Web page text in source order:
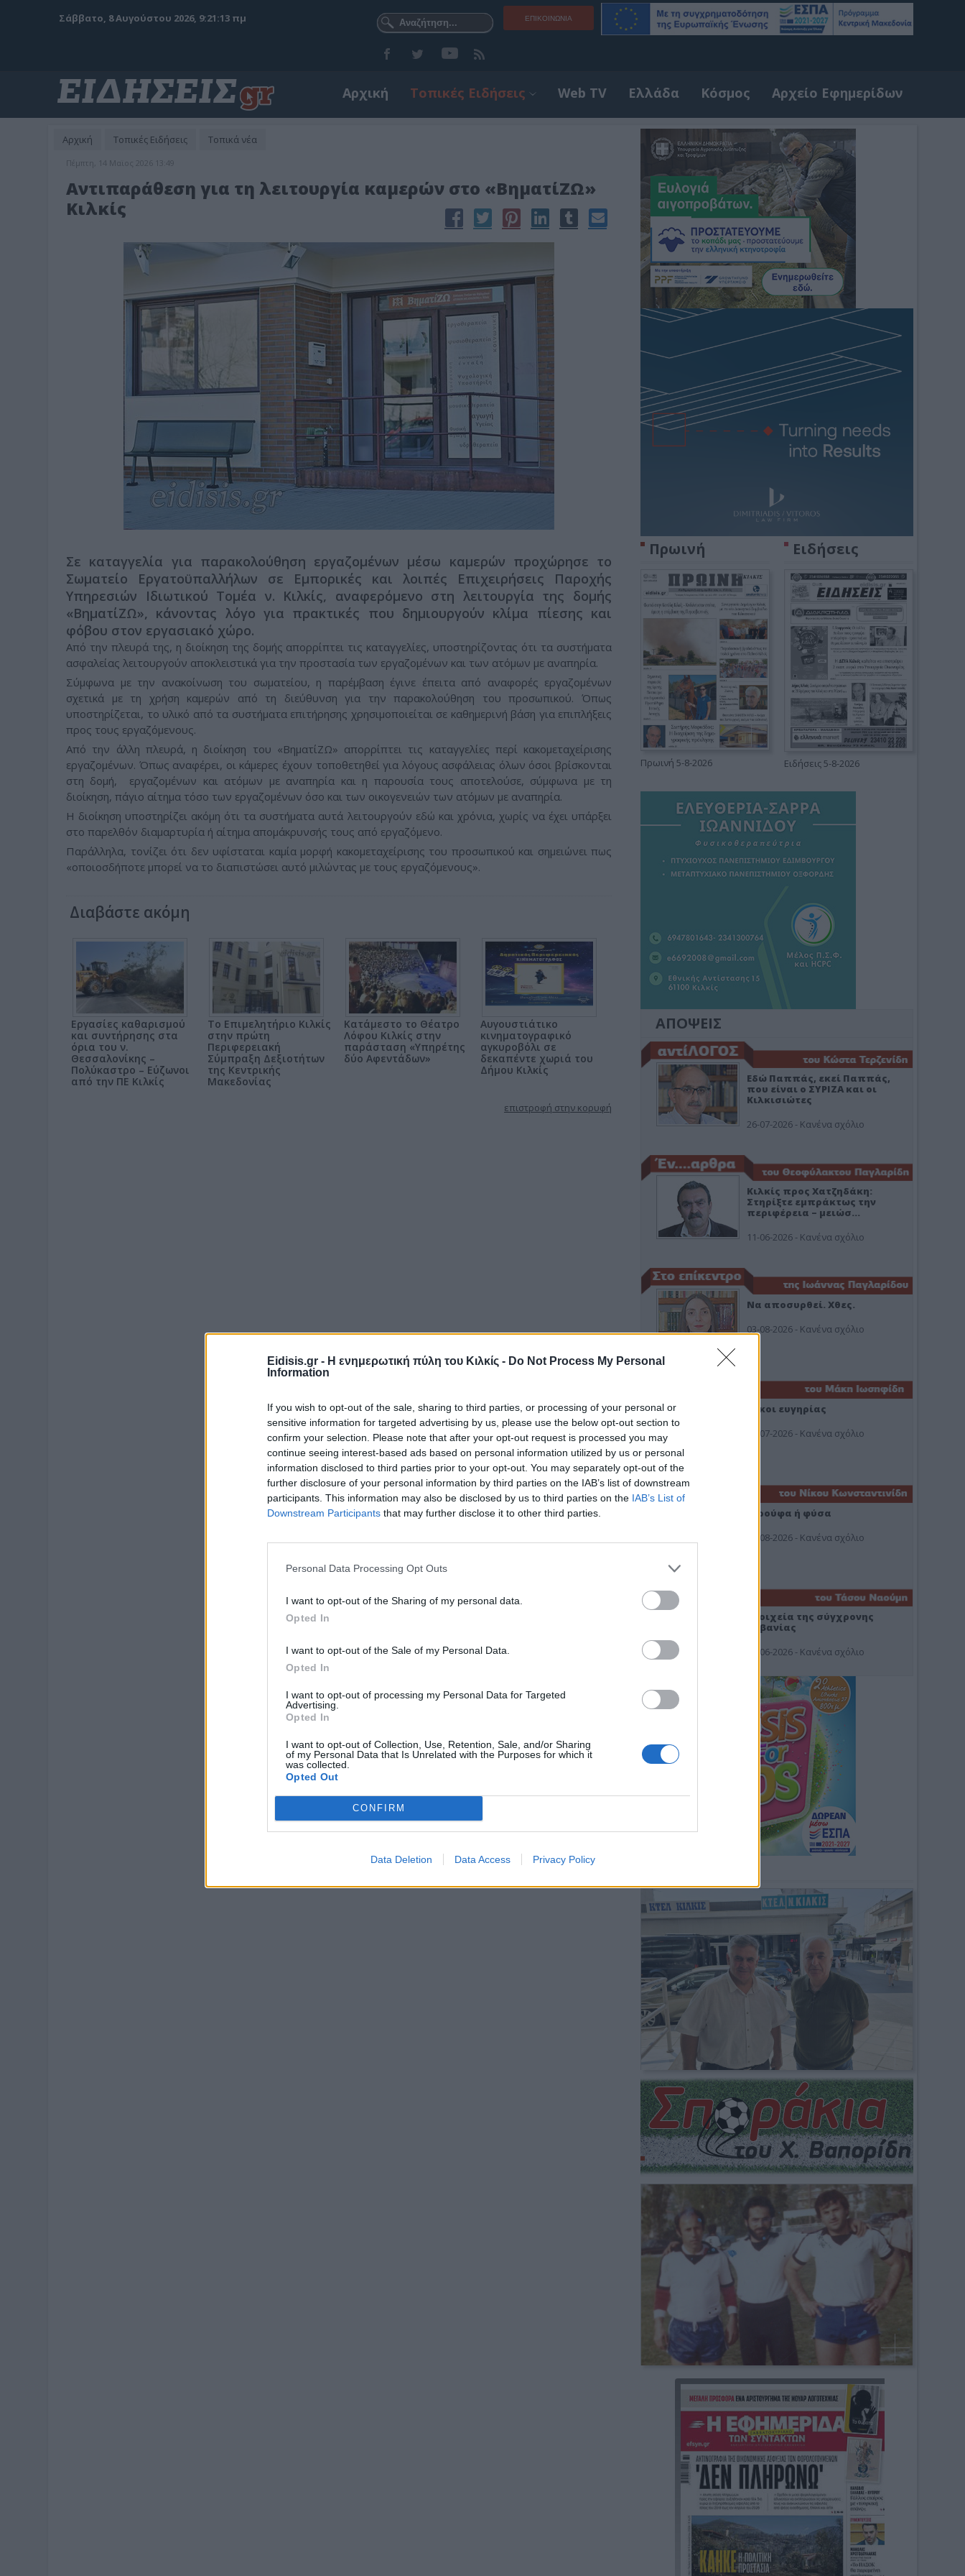
Eidisis.gr - Η ενημερωτική πύλη του Κιλκίς - Do Not Process My Personal
Information
If you wish to opt-out of the sale, sharing to third parties, or processing of your personal or
sensitive information for targeted advertising by us, please use the below opt-out section to
confirm your selection. Please note that after your opt-out request is processed you may
continue seeing interest-based ads based on personal information utilized by us or personal
information disclosed to third parties prior to your opt-out. You may separately opt-out of the
further disclosure of your personal information by third parties on the IAB’s list of downstream
participants. This information may also be disclosed by us to third parties on the IAB’s List of
Downstream Participants that may further disclose it to other third parties.
Personal Data Processing Opt Outs
I want to opt-out of the Sharing of my personal data.
Opted In
I want to opt-out of the Sale of my Personal Data.
Opted In
I want to opt-out of processing my Personal Data for Targeted
Advertising.
Opted In
I want to opt-out of Collection, Use, Retention, Sale, and/or Sharing
of my Personal Data that Is Unrelated with the Purposes for which it
was collected.
Opted Out
CONFIRM
Data Deletion Data Access Privacy Policy
ΕΠΙΚΟΙΝΩΝΊΑ
Σάββατο, 8 Αυγούστου 2026, 9:21:15 πμ
Αρχική Τοπικές Ειδήσεις Web TV Ελλάδα Κόσμος Αρχείο Εφημερίδων
Αρχική Τοπικές Ειδήσεις Τοπικά νέα
Πέμπτη, 14 Μαϊος 2026 13:49
Αντιπαράθεση για τη λειτουργία καμερών στο «ΒηματίΖΩ»
Κιλκίς
Σε καταγγελία για παρακολούθηση εργαζομένων μέσω καμερών προχώρησε το
Σωματείο Εργατοϋπαλλήλων σε Εμπορικές και λοιπές Επιχειρήσεις Παροχής
Υπηρεσιών Ιδιωτικού Τομέα ν. Κιλκίς, αναφερόμενο στη λειτουργία της δομής
«ΒηματίΖΩ», κάνοντας λόγο για πρακτικές που δημιουργούν κλίμα πίεσης και
φόβου στον εργασιακό χώρο.
Από την πλευρά της, η διοίκηση της δομής απορρίπτει τις καταγγελίες, υποστηρίζοντας ότι τα συστήματα
ασφαλείας λειτουργούν αποκλειστικά για την προστασία των εργαζομένων και των ατόμων με αναπηρία.
Σύμφωνα με την ανακοίνωση του σωματείου, η παρέμβαση έγινε έπειτα από αναφορές εργαζομένων
σχετικά με τη χρήση καμερών από τη διεύθυνση για την παρακολούθηση του προσωπικού. Όπως
υποστηρίζεται, το υλικό από τα συστήματα επιτήρησης χρησιμοποιείται σε καθημερινή βάση για επιπλήξεις
προς τους εργαζόμενους.
Από την άλλη πλευρά, η διοίκηση του «ΒηματίΖΩ» απορρίπτει τις καταγγελίες περί κακομεταχείρισης
εργαζομένων. Όπως αναφέρει, οι κάμερες έχουν τοποθετηθεί για λόγους ασφάλειας όλων όσοι βρίσκονται
στη δομή, εργαζομένων και ατόμων με αναπηρία και η παρουσία τους αποτελούσε, σύμφωνα με τη
διοίκηση, πάγιο αίτημα τόσο των εργαζομένων όσο και των οικογενειών των ατόμων με αναπηρία.
Η διοίκηση υποστηρίζει ακόμη ότι τα συστήματα αυτά λειτουργούν εδώ και χρόνια, χωρίς να έχει υπάρξει
στο παρελθόν διαμαρτυρία ή αίτημα απομάκρυνσής τους από εργαζόμενο.
Παράλληλα, τονίζει ότι δεν υφίσταται καμία μορφή κακομεταχείρισης του προσωπικού και σημειώνει πως
«οποιοσδήποτε μπορεί να το διαπιστώσει αυτό μιλώντας με τους εργαζόμενους».
Διαβάστε ακόμη
Εργασίες καθαρισμού
και συντήρησης στα
όρια του ν.
Θεσσαλονίκης –
Πολύκαστρο – Εύζωνοι
από την ΠΕ Κιλκίς
Το Επιμελητήριο Κιλκίς
στην πρώτη
Περιφερειακή
Σύμπραξη Δεξιοτήτων
της Κεντρικής
Μακεδονίας
Κατάμεστο το Θέατρο
Λόφου Κιλκίς στην
παράσταση «Υπηρέτης
δύο Αφεντάδων»
Αυγουστιάτικο
κινηματογραφικό
αγκυροβόλι σε
δεκαπέντε χωριά του
Δήμου Κιλκίς
επιστροφή στην κορυφή
Πρωινή
Πρωινή 5-8-2026
Ειδήσεις
Ειδήσεις 5-8-2026
ΑΠΟΨΕΙΣ
Εδώ Παππάς, εκεί Παππάς,
που είναι ο ΣΥΡΙΖΑ και οι
Κιλκισιώτες
26-07-2026 - Κανένα σχόλιο
Κιλκίς προς Χατζηδάκη:
Στηρίξτε εμπράκτως την
περιφέρεια – μειώσ…
11-06-2026 - Κανένα σχόλιο
Να αποσυρθεί. Χθες.
03-08-2026 - Κανένα σχόλιο
Οίκοι ευγηρίας
24-07-2026 - Κανένα σχόλιο
Ή ρούφα ή φύσα
03-08-2026 - Κανένα σχόλιο
Στοιχεία της σύγχρονης
Αλβανίας
19-06-2026 - Κανένα σχόλιο